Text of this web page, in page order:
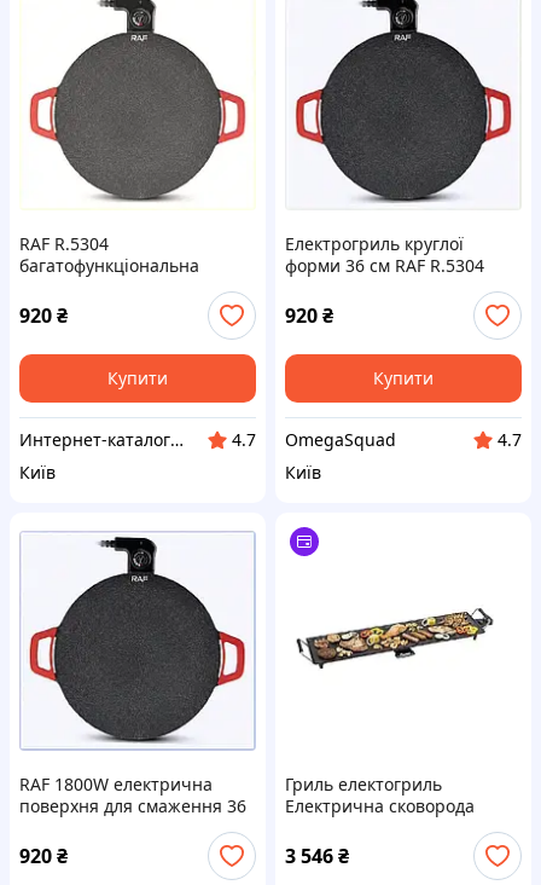
RAF R.5304
багатофункціональна
B902535KH3
920₴
Купити
Интернет-каталог скидок "Профит плюс"
4.7
Київ
Електрогриль круглої
форми 36 см RAF R.5304
920₴
Купити
OmegaSquad
4.7
Київ
RAF 1800W електрична
поверхня для смаження 36
920₴
Гриль електогриль
Електрична сковорода
Bestron 2XL та XL 1800 Вт
3 546₴